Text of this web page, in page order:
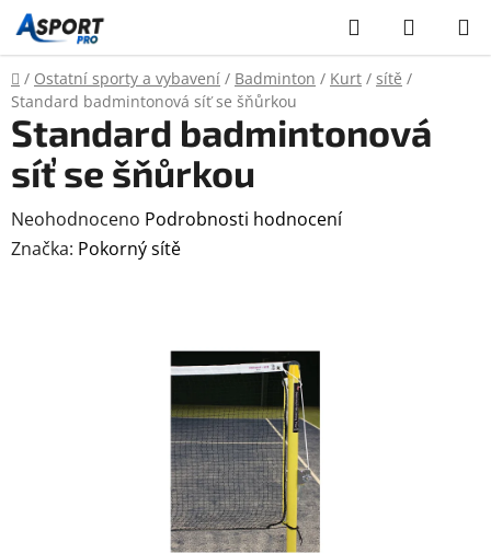
Přejít
na
obsah
Hledat
KOŠÍK
Domů
/ Ostatní sporty a vybavení / Badminton / Kurt / sítě /
Standard badmintonová síť se šňůrkou
Standard badmintonová
síť se šňůrkou
Průměrné
hodnocení
Neohodnoceno Podrobnosti hodnocení
Značka: Pokorný sítě